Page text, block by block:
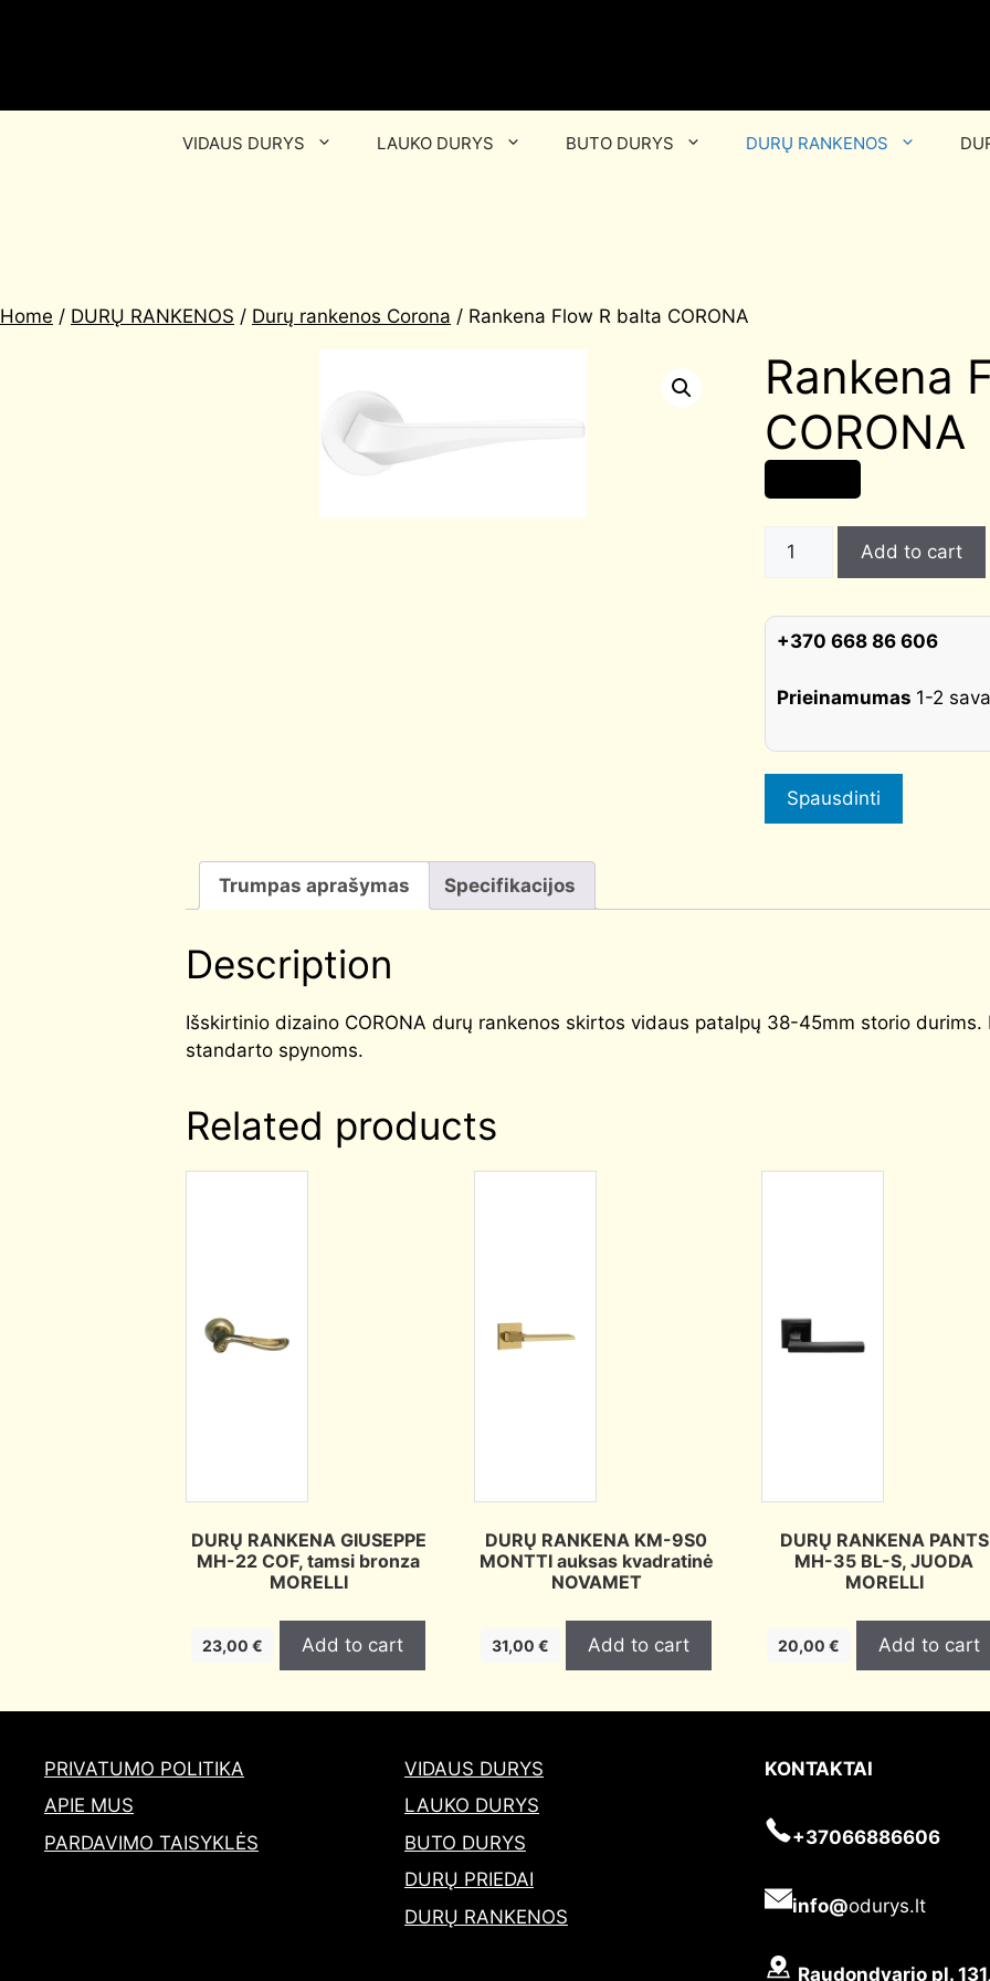
VIDAUS DURYS LAUKO DURYS BUTO DURYS DURŲ RANKENOS
Home / DURŲ RANKENOS / Durų rankenos Corona / Rankena Flow R balta CORONA
Rankena
CORONA
Rankena
balta
CORONA
Add to cart
+370 668 86 606
Prieinamumas 1-2
Spausdinti
Trumpas aprašymas Specifikacijos
Description
Išskirtinio dizaino CORONA durų rankenos skirtos vidaus patalpų 38-45mm storio durims.
standarto spynoms.
Related products
DURŲ RANKENA GIUSEPPE
MH-22 COF, tamsi bronza
MORELLI
23,00€ Add to cart
DURŲ RANKENA KM-9S0
MONTTI auksas kvadratinė
NOVAMET
31,00€ Add to cart
DURŲ RANKENA PANTS
MH-35 BL-S, JUODA
MORELLI
20,00 € Add to cart
PRIVATUMO POLITIKA
APIE MUS
PARDAVIMO TAISYKLĖS
VIDAUS DURYS
LAUKO DURYS
BUTO DURYS
DURŲ PRIEDAI
DURŲ RANKENOS
KONTAKTAI
+37066886606
info@odurys.lt
Raudondvario pl.